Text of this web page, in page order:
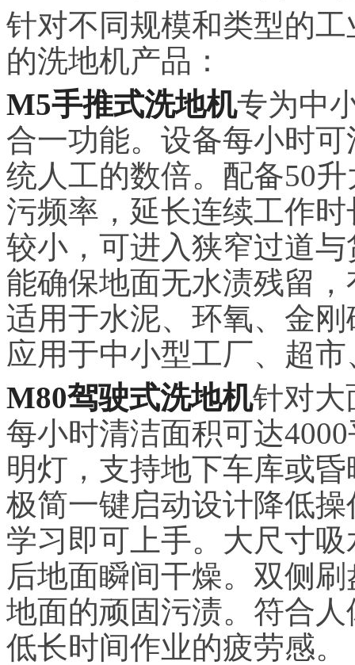
针对不同规模和类型的
的洗地机产品：
M5手推式洗地机专为中
合一功能。设备每小时
统人工的数倍。配备50
污频率，延长连续工作
较小，可进入狭窄过道
能确保地面无水渍残留
适用于水泥、环氧、金
应用于中小型工厂、超
M80驾驶式洗地机针对大
每小时清洁面积可达
明灯，支持地下车库或
极简一键启动设计降低
学习即可上手。大尺寸
后地面瞬间干燥。双侧
地面的顽固污渍。符合
低长时间作业的疲劳感。